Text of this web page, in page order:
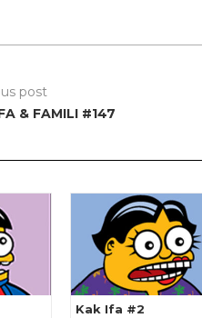
post
& FAMILI #147
Kak Ifa #2